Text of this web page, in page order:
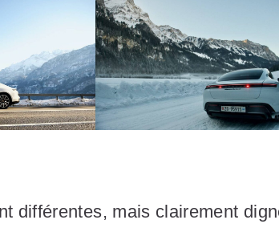
différentes, mais clairement